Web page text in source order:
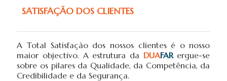
SATISFAÇÃO DOS CLIENTES
A Total Satisfação dos nossos clientes é o nosso
maior objectivo. A estrutura da DUAFAR ergue-se
sobre os pilares da Qualidade, da Competência, da
Credibilidade e da Segurança.